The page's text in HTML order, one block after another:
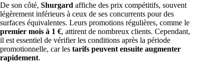
De son côté, Shurgard affiche des prix compétitifs, souvent
légèrement inférieurs à ceux de ses concurrents pour des
surfaces équivalentes. Leurs promotions régulières, comme le
premier mois à 1 €, attirent de nombreux clients. Cependant,
il est essentiel de vérifier les conditions après la période
promotionnelle, car les tarifs peuvent ensuite augmenter
rapidement.